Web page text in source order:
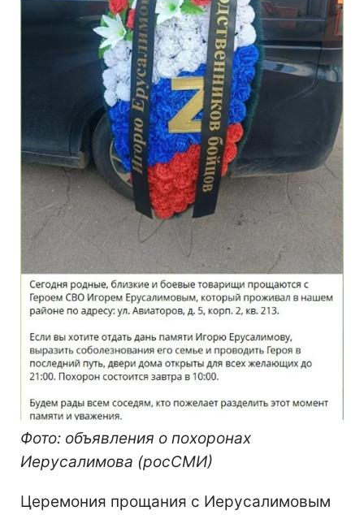
Фото: объявления о похоронах
Иерусалимова (росСМИ)
Церемония прощания с Иерусалимовым